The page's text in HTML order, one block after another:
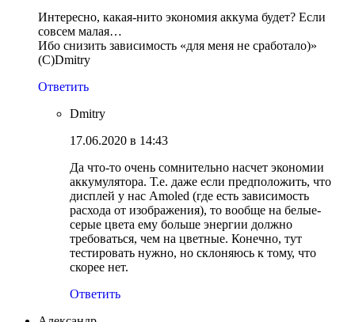
Интересно, какая-нито экономия аккума будет? Если
совсем малая…
Ибо снизить зависимость «для меня не сработало)»
(С)Dmitry
Ответить
Dmitry
17.06.2020 в 14:43
Да что-то очень сомнительно насчет экономии
аккумулятора. Т.е. даже если предположить, что
дисплей у нас Amoled (где есть зависимость
расхода от изображения), то вообще на белые-
серые цвета ему больше энергии должно
требоваться, чем на цветные. Конечно, тут
тестировать нужно, но склоняюсь к тому, что
скорее нет.
Ответить